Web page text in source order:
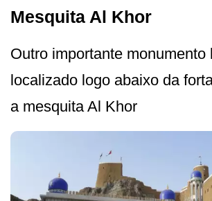
Mesquita Al Khor
Outro importante monumento
localizado logo abaixo da
a mesquita Al Khor